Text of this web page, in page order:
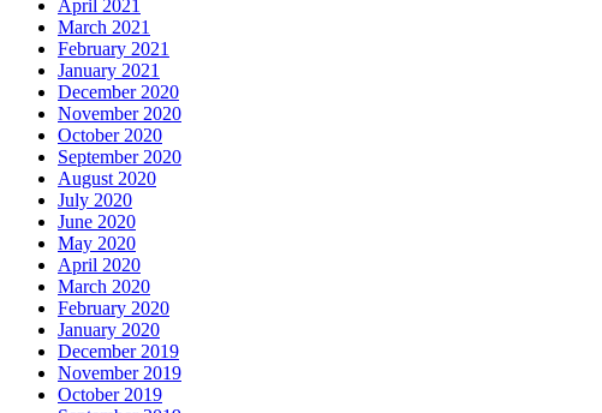
April 2021
March 2021
February 2021
January 2021
December 2020
November 2020
October 2020
September 2020
August 2020
July 2020
June 2020
May 2020
April 2020
March 2020
February 2020
January 2020
December 2019
November 2019
October 2019